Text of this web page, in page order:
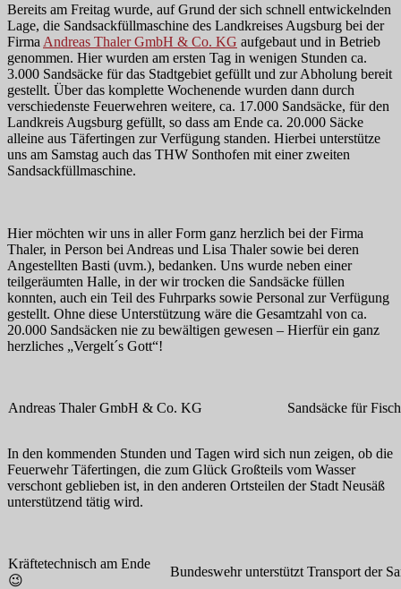
Bereits am Freitag wurde, auf Grund der sich schnell entwickelnden
Lage, die Sandsackfüllmaschine des Landkreises Augsburg bei der
Firma Andreas Thaler GmbH & Co. KG aufgebaut und in Betrieb
genommen. Hier wurden am ersten Tag in wenigen Stunden ca.
3.000 Sandsäcke für das Stadtgebiet gefüllt und zur Abholung bereit
gestellt. Über das komplette Wochenende wurden dann durch
verschiedenste Feuerwehren weitere, ca. 17.000 Sandsäcke, für den
Landkreis Augsburg gefüllt, so dass am Ende ca. 20.000 Säcke
alleine aus Täfertingen zur Verfügung standen. Hierbei unterstütze
uns am Samstag auch das THW Sonthofen mit einer zweiten
Sandsackfüllmaschine.
Hier möchten wir uns in aller Form ganz herzlich bei der Firma
Thaler, in Person bei Andreas und Lisa Thaler sowie bei deren
Angestellten Basti (uvm.), bedanken. Uns wurde neben einer
teilgeräumten Halle, in der wir trocken die Sandsäcke füllen
konnten, auch ein Teil des Fuhrparks sowie Personal zur Verfügung
gestellt. Ohne diese Unterstützung wäre die Gesamtzahl von ca.
20.000 Sandsäcken nie zu bewältigen gewesen – Hierfür ein ganz
herzliches „Vergelt´s Gott“!
Andreas Thaler GmbH & Co. KG Sandsäcke für
In den kommenden Stunden und Tagen wird sich nun zeigen, ob die
Feuerwehr Täfertingen, die zum Glück Großteils vom Wasser
verschont geblieben ist, in den anderen Ortsteilen der Stadt Neusäß
unterstützend tätig wird.
Kräftetechnisch am Ende
😉
Bundeswehr unterstützt Transport der